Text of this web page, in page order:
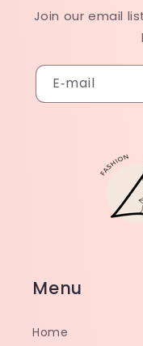
Join our email
E‑mail
Menu
Home